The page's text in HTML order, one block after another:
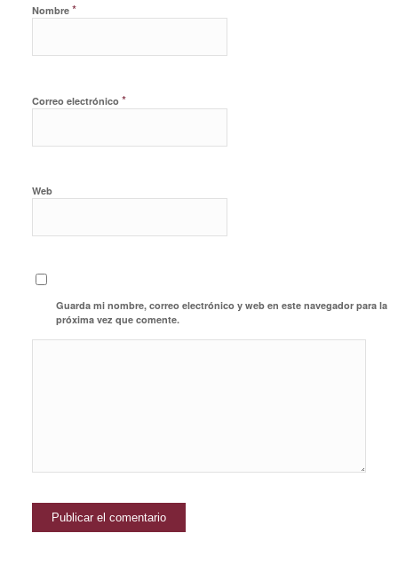
Nombre *
Correo electrónico *
Web
Guarda mi nombre, correo electrónico y web en este navegador para la
próxima vez que comente.